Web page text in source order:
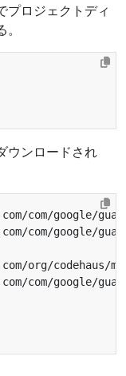
プロジェクトディ
ウンロードされ